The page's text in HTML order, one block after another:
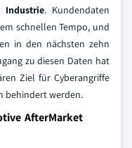
Industrie. Kundendaten
schnellen Tempo, und
in den nächsten zehn
zu diesen Daten hat
Ziel für Cyberangriffe
behindert werden.
AfterMarket